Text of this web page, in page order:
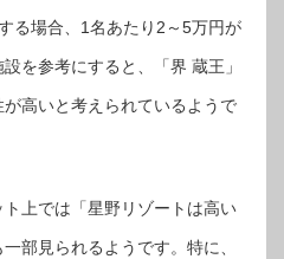
る場合、1名あたり2～5万円が
を参考にすると、「界 蔵王」
高いと考えられているようで
上では「星野リゾートは高い
部見られるようです。特に、